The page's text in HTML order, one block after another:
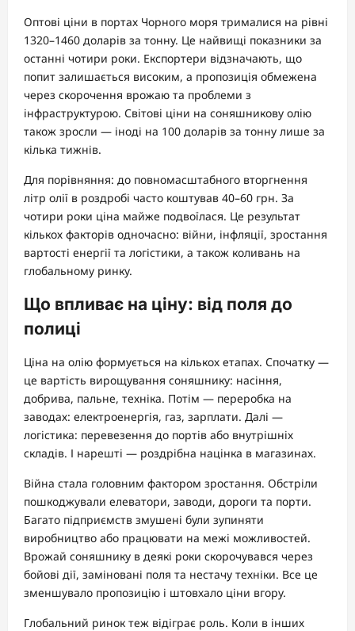
Оптові ціни в портах Чорного моря трималися на рівні
1320–1460 доларів за тонну. Це найвищі показники за
останні чотири роки. Експортери відзначають, що
попит залишається високим, а пропозиція обмежена
через скорочення врожаю та проблеми з
інфраструктурою. Світові ціни на соняшникову олію
також зросли — іноді на 100 доларів за тонну лише за
кілька тижнів.
Для порівняння: до повномасштабного вторгнення
літр олії в роздробі часто коштував 40–60 грн. За
чотири роки ціна майже подвоїлася. Це результат
кількох факторів одночасно: війни, інфляції, зростання
вартості енергії та логістики, а також коливань на
глобальному ринку.
Що впливає на ціну: від поля до
полиці
Ціна на олію формується на кількох етапах. Спочатку —
це вартість вирощування соняшнику: насіння,
добрива, пальне, техніка. Потім — переробка на
заводах: електроенергія, газ, зарплати. Далі —
логістика: перевезення до портів або внутрішніх
складів. І нарешті — роздрібна націнка в магазинах.
Війна стала головним фактором зростання. Обстріли
пошкоджували елеватори, заводи, дороги та порти.
Багато підприємств змушені були зупиняти
виробництво або працювати на межі можливостей.
Врожай соняшнику в деякі роки скорочувався через
бойові дії, заміновані поля та нестачу техніки. Все це
зменшувало пропозицію і штовхало ціни вгору.
Глобальний ринок теж відіграє роль. Коли в інших